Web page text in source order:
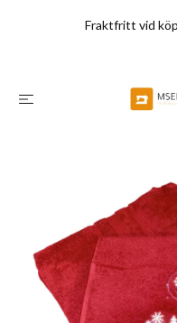
Fraktfritt vid